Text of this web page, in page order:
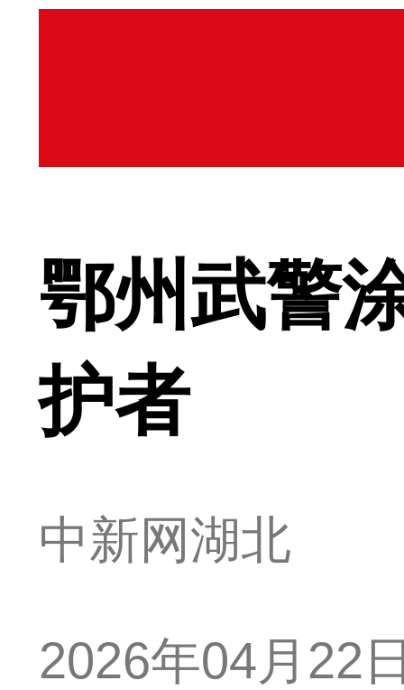
鄂州武警
护者
中新网湖北
2026年04月22